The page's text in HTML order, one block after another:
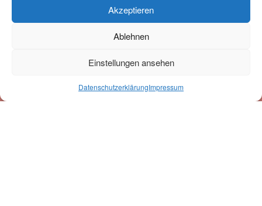
Akzeptieren
Ablehnen
Einstellungen ansehen
DatenschutzerklärungImpressum
Newsletter-Anmeldung
nach: